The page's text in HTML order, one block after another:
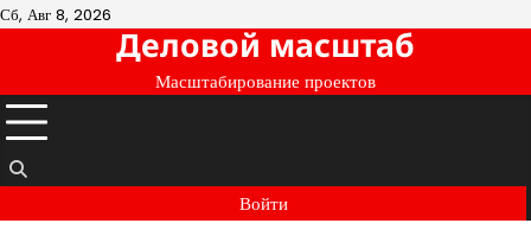
Перейти
Сб, Авг 8, 2026
Деловой масштаб
Масштабирование проектов
Войти